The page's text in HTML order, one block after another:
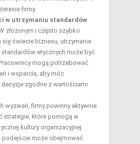
firmy.
w utrzymaniu standardów
złożonym i często szybko
się świecie biznesu, utrzymanie
etycznych może być
mogą potrzebować
i wsparcia, aby móc
zgodne z wartościami
wyzwań, firmy powinny aktywnie
strategie, które pomogą w
kultury organizacyjnej.
podejście może obejmować